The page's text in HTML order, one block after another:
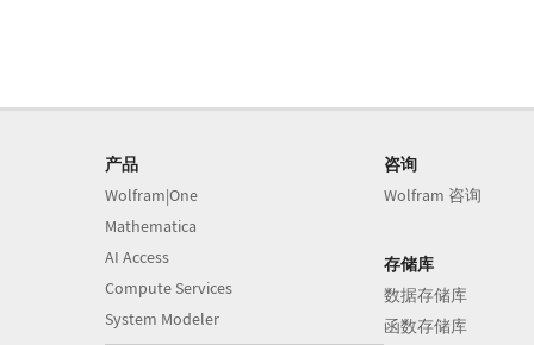
产品
Wolfram|One
Mathematica
AI Access
Compute Services
System Modeler
咨询
Wolfram 咨询
存储库
数据存储库
函数存储库